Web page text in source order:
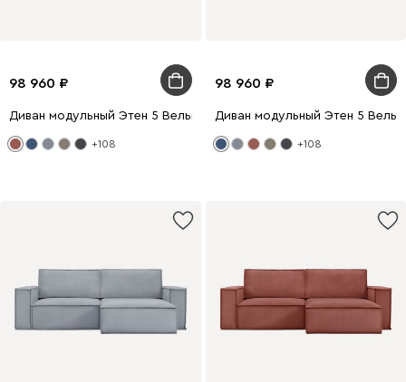
98 960
Диван модульный Этен 5 Вельвет Терракотовый
+108
98 960
Диван модульный Этен 5
+108